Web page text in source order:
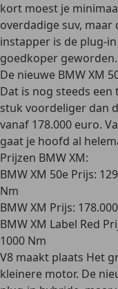
kort moest je
overdadige suv,
instapper is de plug-
goedkoper geworden.
De nieuwe BMW XM
Dat is nog steeds
stuk voordeliger dan
vanaf 178.000 euro.
gaat je hoofd al
Prijzen BMW XM:
BMW XM 50e Prijs:
Nm
BMW XM Prijs:
BMW XM Label Red
1000 Nm
V8 maakt plaats Het
kleinere motor. De